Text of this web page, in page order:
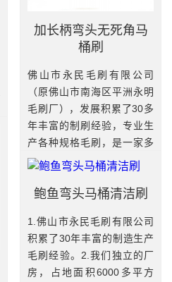
加长柄弯头无死角马
桶刷
佛山市永民毛刷有限公司
（原佛山市南海区平洲永明
毛刷厂），发展积累了30多
年丰富的制刷经验，专业生
产各种规格毛刷，是一家多
元化工业刷和家居刷的专业
素质和精干技术熟练的员
查看更多
鲍鱼弯头马桶清洁刷
1.佛山市永民毛刷有限公司
积累了30年丰富的制造生产
毛刷经验。2.我们独立的厂
房，占地面积6000多平方